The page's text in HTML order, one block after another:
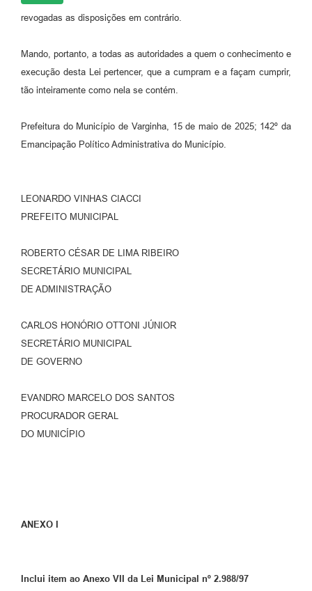
revogadas as disposições em contrário.
Mando, portanto, a todas as autoridades a quem o conhecimento e
execução desta Lei pertencer, que a cumpram e a façam cumprir,
tão inteiramente como nela se contém.
Prefeitura do Município de Varginha, 15 de maio de 2025; 142º da
Emancipação Político Administrativa do Município.
LEONARDO VINHAS CIACCI
PREFEITO MUNICIPAL
ROBERTO CÉSAR DE LIMA RIBEIRO
SECRETÁRIO MUNICIPAL
DE ADMINISTRAÇÃO
CARLOS HONÓRIO OTTONI JÚNIOR
SECRETÁRIO MUNICIPAL
DE GOVERNO
EVANDRO MARCELO DOS SANTOS
PROCURADOR GERAL
DO MUNICÍPIO
ANEXO I
Inclui item ao Anexo VII da Lei Municipal nº 2.988/97